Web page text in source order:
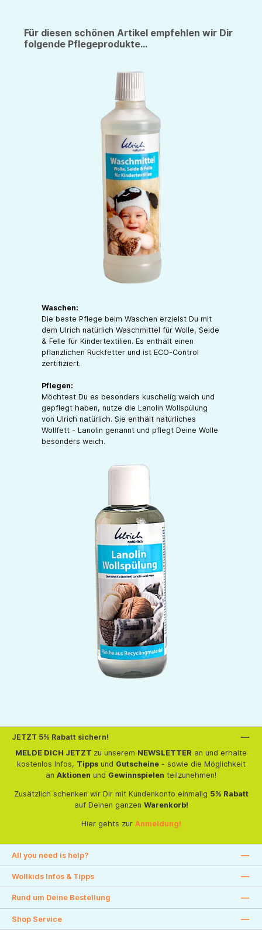
Für diesen schönen Artikel empfehlen wir Dir
folgende Pflegeprodukte...
Waschen:
Die beste Pflege beim Waschen erzielst Du mit
dem Ulrich natürlich Waschmittel für Wolle, Seide
& Felle für Kindertextilien. Es enthält einen
pflanzlichen Rückfetter und ist ECO-Control
zertifiziert.
Pflegen:
Möchtest Du es besonders kuschelig weich und
gepflegt haben, nutze die Lanolin Wollspülung
von Ulrich natürlich. Sie enthält natürliches
Wollfett - Lanolin genannt und pflegt Deine Wolle
besonders weich.
JETZT 5% Rabatt sichern!
MELDE DICH JETZT zu unserem NEWSLETTER an und erhalte
kostenlos Infos, Tippsund Gutscheine- sowie die Möglichkeit
an Aktionen und Gewinnspielen teilzunehmen!
Zusätzlich schenken wir Dir mit Kundenkonto einmalig 5% Rabatt
auf Deinen ganzen Warenkorb!
Hier gehts zur Anmeldung!
All you need is help?
Wollkids Infos & Tipps
Rund um Deine Bestellung
Shop Service